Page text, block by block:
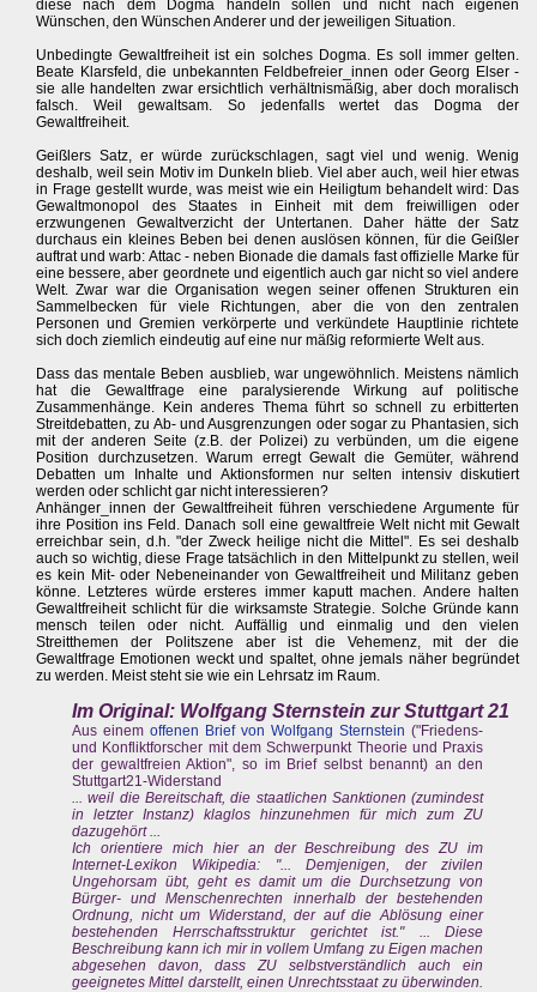
diese nach dem Dogma handeln sollen und nicht nach eigenen
Wünschen, den Wünschen Anderer und der jeweiligen Situation.
Unbedingte Gewaltfreiheit ist ein solches Dogma. Es soll immer gelten.
Beate Klarsfeld, die unbekannten Feldbefreier_innen oder Georg Elser -
sie alle handelten zwar ersichtlich verhältnismäßig, aber doch moralisch
falsch. Weil gewaltsam. So jedenfalls wertet das Dogma der
Gewaltfreiheit.
Geißlers Satz, er würde zurückschlagen, sagt viel und wenig. Wenig
deshalb, weil sein Motiv im Dunkeln blieb. Viel aber auch, weil hier etwas
in Frage gestellt wurde, was meist wie ein Heiligtum behandelt wird: Das
Gewaltmonopol des Staates in Einheit mit dem freiwilligen oder
erzwungenen Gewaltverzicht der Untertanen. Daher hätte der Satz
durchaus ein kleines Beben bei denen auslösen können, für die Geißler
auftrat und warb: Attac - neben Bionade die damals fast offizielle Marke für
eine bessere, aber geordnete und eigentlich auch gar nicht so viel andere
Welt. Zwar war die Organisation wegen seiner offenen Strukturen ein
Sammelbecken für viele Richtungen, aber die von den zentralen
Personen und Gremien verkörperte und verkündete Hauptlinie richtete
sich doch ziemlich eindeutig auf eine nur mäßig reformierte Welt aus.
Dass das mentale Beben ausblieb, war ungewöhnlich. Meistens nämlich
hat die Gewaltfrage eine paralysierende Wirkung auf politische
Zusammenhänge. Kein anderes Thema führt so schnell zu erbitterten
Streitdebatten, zu Ab- und Ausgrenzungen oder sogar zu Phantasien, sich
mit der anderen Seite (z.B. der Polizei) zu verbünden, um die eigene
Position durchzusetzen. Warum erregt Gewalt die Gemüter, während
Debatten um Inhalte und Aktionsformen nur selten intensiv diskutiert
werden oder schlicht gar nicht interessieren?
Anhänger_innen der Gewaltfreiheit führen verschiedene Argumente für
ihre Position ins Feld. Danach soll eine gewaltfreie Welt nicht mit Gewalt
erreichbar sein, d.h. "der Zweck heilige nicht die Mittel". Es sei deshalb
auch so wichtig, diese Frage tatsächlich in den Mittelpunkt zu stellen, weil
es kein Mit- oder Nebeneinander von Gewaltfreiheit und Militanz geben
könne. Letzteres würde ersteres immer kaputt machen. Andere halten
Gewaltfreiheit schlicht für die wirksamste Strategie. Solche Gründe kann
mensch teilen oder nicht. Auffällig und einmalig und den vielen
Streitthemen der Politszene aber ist die Vehemenz, mit der die
Gewaltfrage Emotionen weckt und spaltet, ohne jemals näher begründet
zu werden. Meist steht sie wie ein Lehrsatz im Raum.
Im Original: Wolfgang Sternstein zur Stuttgart 21
Aus einemoffenen Brief von Wolfgang Sternstein ("Friedens-
und Konfliktforscher mit dem Schwerpunkt Theorie und Praxis
der gewaltfreien Aktion", so im Brief selbst benannt) an den
Stuttgart21-Widerstand
... weil die Bereitschaft, die staatlichen Sanktionen (zumindest
in letzter Instanz) klaglos hinzunehmen für mich zum ZU
dazugehört ...
Ich orientiere mich hier an der Beschreibung des ZU im
Internet-Lexikon Wikipedia: "... Demjenigen, der zivilen
Ungehorsam übt, geht es damit um die Durchsetzung von
Bürger- und Menschenrechten innerhalb der bestehenden
Ordnung, nicht um Widerstand, der auf die Ablösung einer
bestehenden Herrschaftsstruktur gerichtet ist." ... Diese
Beschreibung kann ich mir in vollem Umfang zu Eigen machen
abgesehen davon, dass ZU selbstverständlich auch ein
geeignetes Mittel darstellt, einen Unrechtsstaat zu überwinden.